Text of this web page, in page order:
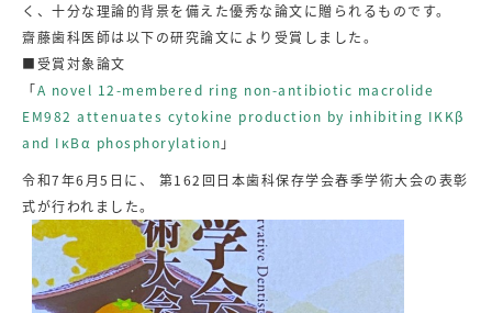
く、十分な理論的背景を備えた優秀な論文に贈られるものです。
齋藤歯科医師は以下の研究論文により受賞しました。
■受賞対象論文
「A novel 12-membered ring non-antibiotic macrolide
EM982 attenuates cytokine production by inhibiting IKKβ
and IκBα phosphorylation 」
令和7年6月5日に、 第162回日本歯科保存学会春季学術大会の表彰
式が行われました。